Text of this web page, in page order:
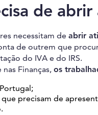
de abrir
necessitam de abrir
de outrem que
do IVA e do IRS.
Finanças,os
precisam de